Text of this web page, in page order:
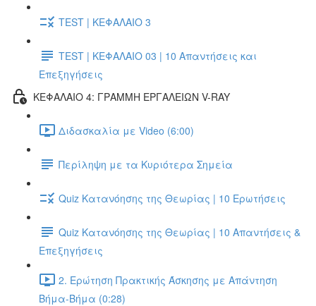
TEST | ΚΕΦΑΛΑΙΟ 3
TEST | ΚΕΦΑΛΑΙΟ 03 | 10 Απαντήσεις και
Επεξηγήσεις
ΚΕΦΑΛΑΙΟ 4: ΓΡΑΜΜΗ ΕΡΓΑΛΕΙΩΝ V-RAY
Διδασκαλία με Video (6:00)
Περίληψη με τα Κυριότερα Σημεία
Quiz Κατανόησης της Θεωρίας | 10 Ερωτήσεις
Quiz Κατανόησης της Θεωρίας | 10 Απαντήσεις &
Επεξηγήσεις
2. Ερώτηση Πρακτικής Άσκησης με Απάντηση
Βήμα-Βήμα (0:28)